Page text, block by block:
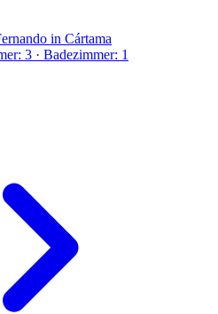
in Cártama
3 · Badezimmer: 1